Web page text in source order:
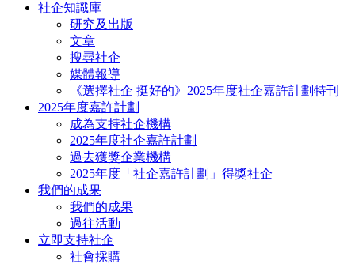
社企知識庫
研究及出版
文章
搜尋社企
媒體報導
《選擇社企 挺好的》2025年度社企嘉許計劃特刊
2025年度嘉許計劃
成為支持社企機構
2025年度社企嘉許計劃
過去獲獎企業機構
2025年度「社企嘉許計劃」得獎社企
我們的成果
我們的成果
過往活動
立即支持社企
社會採購